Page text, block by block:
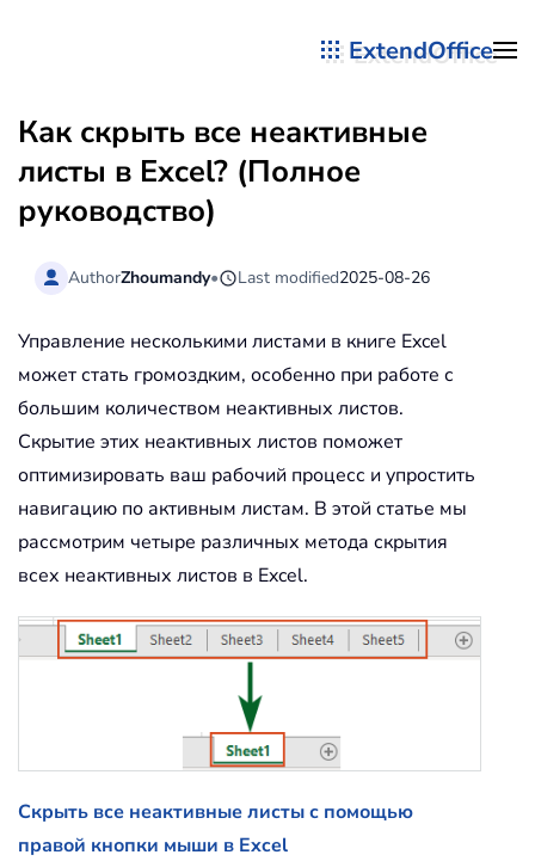
ExtendOffice
Как скрыть все неактивные
листы в Excel? (Полное
руководство)
AuthorZhoumandy• Last modified2025-08-26
Управление несколькими листами в книге Excel
может стать громоздким, особенно при работе с
большим количеством неактивных листов.
Скрытие этих неактивных листов поможет
оптимизировать ваш рабочий процесс и упростить
навигацию по активным листам. В этой статье мы
рассмотрим четыре различных метода скрытия
всех неактивных листов в Excel.
Скрыть все неактивные листы с помощью
правой кнопки мыши в Excel